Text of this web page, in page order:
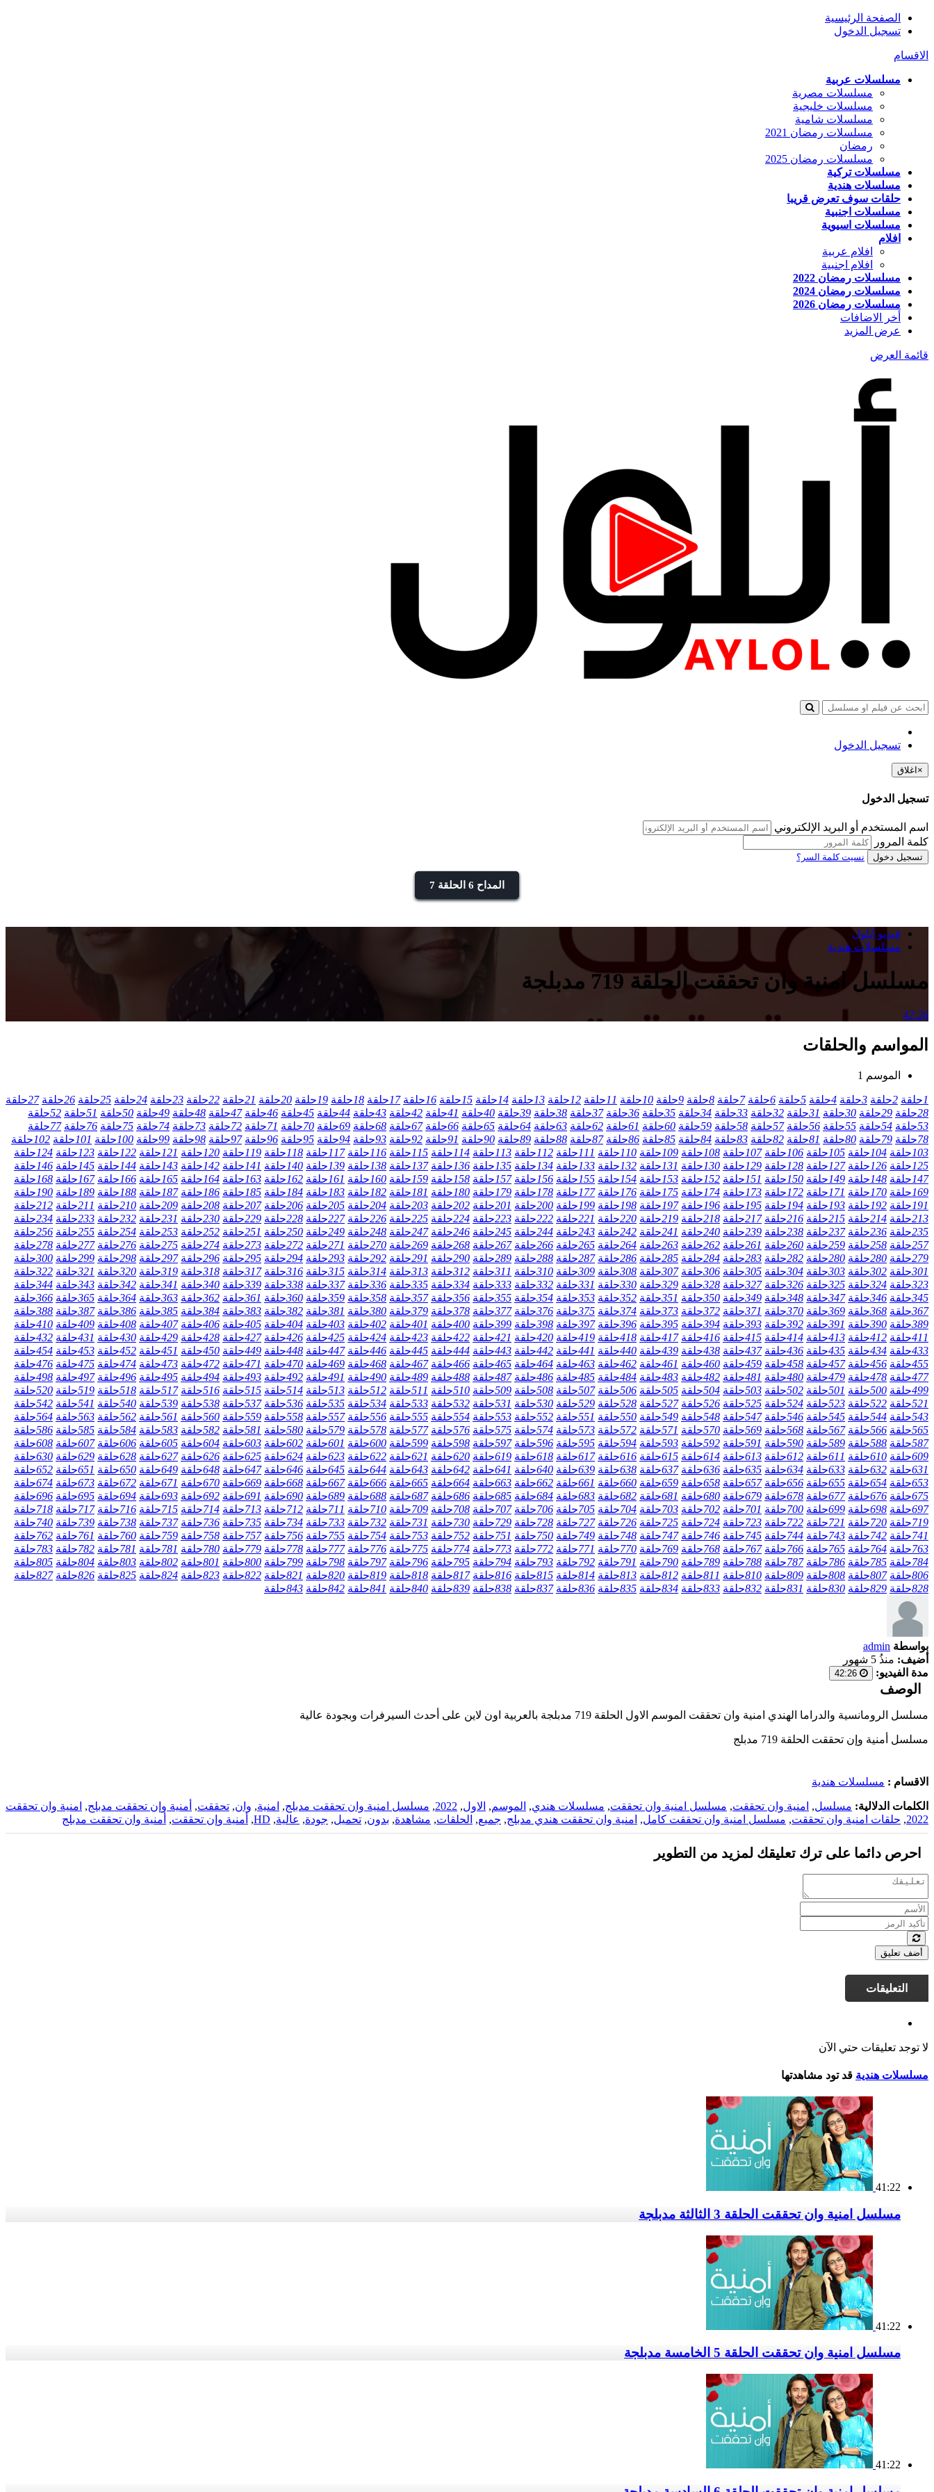
الصفحة الرئيسية
تسجيل الدخول
الاقسام
مسلسلات عربية
مسلسلات مصرية
مسلسلات خليجية
مسلسلات شامية
مسلسلات رمضان 2021
رمضان
مسلسلات رمضان 2025
مسلسلات تركية
مسلسلات هندية
حلقات سوف تعرض قريبا
مسلسلات اجنبية
مسلسلات اسيوية
افلام
افلام عربية
افلام اجنبية
مسلسلات رمضان 2022
مسلسلات رمضان 2024
مسلسلات رمضان 2026
أخر الاضافات
عرض المزيد
قائمة العرض
تسجيل الدخول
× اغلاق
تسجيل الدخول
اسم المستخدم أو البريد الإلكتروني
كلمة المرور
تسجيل دخول نسيت كلمة السر؟
المداح 6 الحلقة 7
فيديو ايلول
مسلسلات هندية
مسلسل امنية وان تحققت الحلقة 719 مدبلجة
42:26
المواسم والحلقات
الموسم 1
1حلقة 2حلقة 3حلقة 4حلقة 5حلقة 6حلقة 7حلقة 8حلقة 9حلقة 10حلقة 11حلقة 12حلقة 13حلقة 14حلقة 15حلقة 16حلقة 17حلقة 18حلقة 19حلقة 20حلقة 21حلقة 22حلقة 23حلقة 24حلقة 25حلقة 26حلقة 27حلقة
28حلقة 29حلقة 30حلقة 31حلقة 32حلقة 33حلقة 34حلقة 35حلقة 36حلقة 37حلقة 38حلقة 39حلقة 40حلقة 41حلقة 42حلقة 43حلقة 44حلقة 45حلقة 46حلقة 47حلقة 48حلقة 49حلقة 50حلقة 51حلقة 52حلقة
53حلقة 54حلقة 55حلقة 56حلقة 57حلقة 58حلقة 59حلقة 60حلقة 61حلقة 62حلقة 63حلقة 64حلقة 65حلقة 66حلقة 67حلقة 68حلقة 69حلقة 70حلقة 71حلقة 72حلقة 73حلقة 74حلقة 75حلقة 76حلقة 77حلقة
78حلقة 79حلقة 80حلقة 81حلقة 82حلقة 83حلقة 84حلقة 85حلقة 86حلقة 87حلقة 88حلقة 89حلقة 90حلقة 91حلقة 92حلقة 93حلقة 94حلقة 95حلقة 96حلقة 97حلقة 98حلقة 99حلقة 100حلقة 101حلقة 102حلقة
103حلقة 104حلقة 105حلقة 106حلقة 107حلقة 108حلقة 109حلقة 110حلقة 111حلقة 112حلقة 113حلقة 114حلقة 115حلقة 116حلقة 117حلقة 118حلقة 119حلقة 120حلقة 121حلقة 122حلقة 123حلقة 124حلقة
125حلقة 126حلقة 127حلقة 128حلقة 129حلقة 130حلقة 131حلقة 132حلقة 133حلقة 134حلقة 135حلقة 136حلقة 137حلقة 138حلقة 139حلقة 140حلقة 141حلقة 142حلقة 143حلقة 144حلقة 145حلقة 146حلقة
147حلقة 148حلقة 149حلقة 150حلقة 151حلقة 152حلقة 153حلقة 154حلقة 155حلقة 156حلقة 157حلقة 158حلقة 159حلقة 160حلقة 161حلقة 162حلقة 163حلقة 164حلقة 165حلقة 166حلقة 167حلقة 168حلقة
169حلقة 170حلقة 171حلقة 172حلقة 173حلقة 174حلقة 175حلقة 176حلقة 177حلقة 178حلقة 179حلقة 180حلقة 181حلقة 182حلقة 183حلقة 184حلقة 185حلقة 186حلقة 187حلقة 188حلقة 189حلقة 190حلقة
191حلقة 192حلقة 193حلقة 194حلقة 195حلقة 196حلقة 197حلقة 198حلقة 199حلقة 200حلقة 201حلقة 202حلقة 203حلقة 204حلقة 205حلقة 206حلقة 207حلقة 208حلقة 209حلقة 210حلقة 211حلقة 212حلقة
213حلقة 214حلقة 215حلقة 216حلقة 217حلقة 218حلقة 219حلقة 220حلقة 221حلقة 222حلقة 223حلقة 224حلقة 225حلقة 226حلقة 227حلقة 228حلقة 229حلقة 230حلقة 231حلقة 232حلقة 233حلقة 234حلقة
235حلقة 236حلقة 237حلقة 238حلقة 239حلقة 240حلقة 241حلقة 242حلقة 243حلقة 244حلقة 245حلقة 246حلقة 247حلقة 248حلقة 249حلقة 250حلقة 251حلقة 252حلقة 253حلقة 254حلقة 255حلقة 256حلقة
257حلقة 258حلقة 259حلقة 260حلقة 261حلقة 262حلقة 263حلقة 264حلقة 265حلقة 266حلقة 267حلقة 268حلقة 269حلقة 270حلقة 271حلقة 272حلقة 273حلقة 274حلقة 275حلقة 276حلقة 277حلقة 278حلقة
279حلقة 280حلقة 280حلقة 282حلقة 283حلقة 284حلقة 285حلقة 286حلقة 287حلقة 288حلقة 289حلقة 290حلقة 291حلقة 292حلقة 293حلقة 294حلقة 295حلقة 296حلقة 297حلقة 298حلقة 299حلقة 300حلقة
301حلقة 302حلقة 303حلقة 304حلقة 305حلقة 306حلقة 307حلقة 308حلقة 309حلقة 310حلقة 311حلقة 312حلقة 313حلقة 314حلقة 315حلقة 316حلقة 317حلقة 318حلقة 319حلقة 320حلقة 321حلقة 322حلقة
323حلقة 324حلقة 325حلقة 326حلقة 327حلقة 328حلقة 329حلقة 330حلقة 331حلقة 332حلقة 333حلقة 334حلقة 335حلقة 336حلقة 337حلقة 338حلقة 339حلقة 340حلقة 341حلقة 342حلقة 343حلقة 344حلقة
345حلقة 346حلقة 347حلقة 348حلقة 349حلقة 350حلقة 351حلقة 352حلقة 353حلقة 354حلقة 355حلقة 356حلقة 357حلقة 358حلقة 359حلقة 360حلقة 361حلقة 362حلقة 363حلقة 364حلقة 365حلقة 366حلقة
367حلقة 368حلقة 369حلقة 370حلقة 371حلقة 372حلقة 373حلقة 374حلقة 375حلقة 376حلقة 377حلقة 378حلقة 379حلقة 380حلقة 381حلقة 382حلقة 383حلقة 384حلقة 385حلقة 386حلقة 387حلقة 388حلقة
389حلقة 390حلقة 391حلقة 392حلقة 393حلقة 394حلقة 395حلقة 396حلقة 397حلقة 398حلقة 399حلقة 400حلقة 401حلقة 402حلقة 403حلقة 404حلقة 405حلقة 406حلقة 407حلقة 408حلقة 409حلقة 410حلقة
411حلقة 412حلقة 413حلقة 414حلقة 415حلقة 416حلقة 417حلقة 418حلقة 419حلقة 420حلقة 421حلقة 422حلقة 423حلقة 424حلقة 425حلقة 426حلقة 427حلقة 428حلقة 429حلقة 430حلقة 431حلقة 432حلقة
433حلقة 434حلقة 435حلقة 436حلقة 437حلقة 438حلقة 439حلقة 440حلقة 441حلقة 442حلقة 443حلقة 444حلقة 445حلقة 446حلقة 447حلقة 448حلقة 449حلقة 450حلقة 451حلقة 452حلقة 453حلقة 454حلقة
455حلقة 456حلقة 457حلقة 458حلقة 459حلقة 460حلقة 461حلقة 462حلقة 463حلقة 464حلقة 465حلقة 466حلقة 467حلقة 468حلقة 469حلقة 470حلقة 471حلقة 472حلقة 473حلقة 474حلقة 475حلقة 476حلقة
477حلقة 478حلقة 479حلقة 480حلقة 481حلقة 482حلقة 483حلقة 484حلقة 485حلقة 486حلقة 487حلقة 488حلقة 489حلقة 490حلقة 491حلقة 492حلقة 493حلقة 494حلقة 495حلقة 496حلقة 497حلقة 498حلقة
499حلقة 500حلقة 501حلقة 502حلقة 503حلقة 504حلقة 505حلقة 506حلقة 507حلقة 508حلقة 509حلقة 510حلقة 511حلقة 512حلقة 513حلقة 514حلقة 515حلقة 516حلقة 517حلقة 518حلقة 519حلقة 520حلقة
521حلقة 522حلقة 523حلقة 524حلقة 525حلقة 526حلقة 527حلقة 528حلقة 529حلقة 530حلقة 531حلقة 532حلقة 533حلقة 534حلقة 535حلقة 536حلقة 537حلقة 538حلقة 539حلقة 540حلقة 541حلقة 542حلقة
543حلقة 544حلقة 545حلقة 546حلقة 547حلقة 548حلقة 549حلقة 550حلقة 551حلقة 552حلقة 553حلقة 554حلقة 555حلقة 556حلقة 557حلقة 558حلقة 559حلقة 560حلقة 561حلقة 562حلقة 563حلقة 564حلقة
565حلقة 566حلقة 567حلقة 568حلقة 569حلقة 570حلقة 571حلقة 572حلقة 573حلقة 574حلقة 575حلقة 576حلقة 577حلقة 578حلقة 579حلقة 580حلقة 581حلقة 582حلقة 583حلقة 584حلقة 585حلقة 586حلقة
587حلقة 588حلقة 589حلقة 590حلقة 591حلقة 592حلقة 593حلقة 594حلقة 595حلقة 596حلقة 597حلقة 598حلقة 599حلقة 600حلقة 601حلقة 602حلقة 603حلقة 604حلقة 605حلقة 606حلقة 607حلقة 608حلقة
609حلقة 610حلقة 611حلقة 612حلقة 613حلقة 614حلقة 615حلقة 616حلقة 617حلقة 618حلقة 619حلقة 620حلقة 621حلقة 622حلقة 623حلقة 624حلقة 625حلقة 626حلقة 627حلقة 628حلقة 629حلقة 630حلقة
631حلقة 632حلقة 633حلقة 634حلقة 635حلقة 636حلقة 637حلقة 638حلقة 639حلقة 640حلقة 641حلقة 642حلقة 643حلقة 644حلقة 645حلقة 646حلقة 647حلقة 648حلقة 649حلقة 650حلقة 651حلقة 652حلقة
653حلقة 654حلقة 655حلقة 656حلقة 657حلقة 658حلقة 659حلقة 660حلقة 661حلقة 662حلقة 663حلقة 664حلقة 665حلقة 666حلقة 667حلقة 668حلقة 669حلقة 670حلقة 671حلقة 672حلقة 673حلقة 674حلقة
675حلقة 676حلقة 677حلقة 678حلقة 679حلقة 680حلقة 681حلقة 682حلقة 683حلقة 684حلقة 685حلقة 686حلقة 687حلقة 688حلقة 689حلقة 690حلقة 691حلقة 692حلقة 693حلقة 694حلقة 695حلقة 696حلقة
697حلقة 698حلقة 699حلقة 700حلقة 701حلقة 702حلقة 703حلقة 704حلقة 705حلقة 706حلقة 707حلقة 708حلقة 709حلقة 710حلقة 711حلقة 712حلقة 713حلقة 714حلقة 715حلقة 716حلقة 717حلقة 718حلقة
719حلقة 720حلقة 721حلقة 722حلقة 723حلقة 724حلقة 725حلقة 726حلقة 727حلقة 728حلقة 729حلقة 730حلقة 731حلقة 732حلقة 733حلقة 734حلقة 735حلقة 736حلقة 737حلقة 738حلقة 739حلقة 740حلقة
741حلقة 742حلقة 743حلقة 744حلقة 745حلقة 746حلقة 747حلقة 748حلقة 749حلقة 750حلقة 751حلقة 752حلقة 753حلقة 754حلقة 755حلقة 756حلقة 757حلقة 758حلقة 759حلقة 760حلقة 761حلقة 762حلقة
763حلقة 764حلقة 765حلقة 766حلقة 767حلقة 768حلقة 769حلقة 770حلقة 771حلقة 772حلقة 773حلقة 774حلقة 775حلقة 776حلقة 777حلقة 778حلقة 779حلقة 780حلقة 781حلقة 781حلقة 782حلقة 783حلقة
784حلقة 785حلقة 786حلقة 787حلقة 788حلقة 789حلقة 790حلقة 791حلقة 792حلقة 793حلقة 794حلقة 795حلقة 796حلقة 797حلقة 798حلقة 799حلقة 800حلقة 801حلقة 802حلقة 803حلقة 804حلقة 805حلقة
806حلقة 807حلقة 808حلقة 809حلقة 810حلقة 811حلقة 812حلقة 813حلقة 814حلقة 815حلقة 816حلقة 817حلقة 818حلقة 819حلقة 820حلقة 821حلقة 822حلقة 823حلقة 824حلقة 825حلقة 826حلقة 827حلقة
828حلقة 829حلقة 830حلقة 831حلقة 832حلقة 833حلقة 834حلقة 835حلقة 836حلقة 837حلقة 838حلقة 839حلقة 840حلقة 841حلقة 842حلقة 843حلقة
بواسطة admin
أضيف: منذُ 5 شهور
مدة الفيديو:
الوصف
مسلسل الرومانسية والدراما الهندي امنية وان تحققت الموسم الاول الحلقة 719 مدبلجة بالعربية اون لاين على أحدث السيرفرات وبجودة عالية
مسلسل أمنية وإن تحققت الحلقة 719 مدبلج
الاقسام : مسلسلات هندية
الكلمات الدلالية: مسلسل, امنية وان تحققت, مسلسل امنية وان تحققت, مسلسلات هندي, الموسم, الاول,
2022
, مسلسل امنية وان تحققت مدبلج, امنية, وان, تحققت, أمنية وإن تحققت مدبلج, امنية وان تحققت
2022
, حلقات امنية وان تحققت, مسلسل امنية وان تحققت كامل, امنية وان تحققت هندي مدبلج, جميع, الحلقات, مشاهدة, بدون, تحميل, جودة, عالية,
HD
, أمنية وإن تحققت, أمنية وان تحققت مدبلج
احرص دائما على ترك تعليقك لمزيد من التطوير
أضف تعليق
التعليقات
لا توجد تعليقات حتي الآن
مسلسلات هندية قد تود مشاهدتها
41:22
مسلسل امنية وان تحققت الحلقة 3 الثالثة مدبلجة
41:22
مسلسل امنية وان تحققت الحلقة 5 الخامسة مدبلجة
41:22